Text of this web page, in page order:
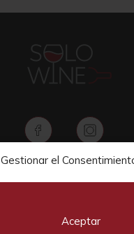
Gestionar el
Aceptar